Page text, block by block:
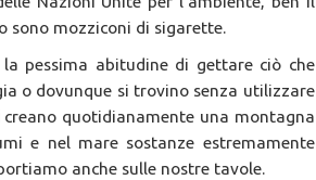
mozziconi di sigarette.
pessima abitudine di gettare ciò che
o dovunque si trovino senza utilizzare
creano quotidianamente una montagna
e nel mare sostanze estremamente
anche sulle nostre tavole.